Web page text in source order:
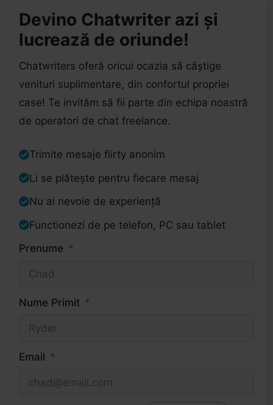
Devino Chatwriter azi și
lucrează de oriunde!
Chatwriters oferă oricui ocazia să câștige
venituri suplimentare, din confortul propriei
case! Te invităm să fii parte din echipa noastră
de operatori de chat freelance.
Trimite mesaje flirty anonim
Li se plătește pentru fiecare mesaj
Nu ai nevoie de experiență
Functionezi de pe telefon, PC sau tablet
Prenume
Nume Primit
Email